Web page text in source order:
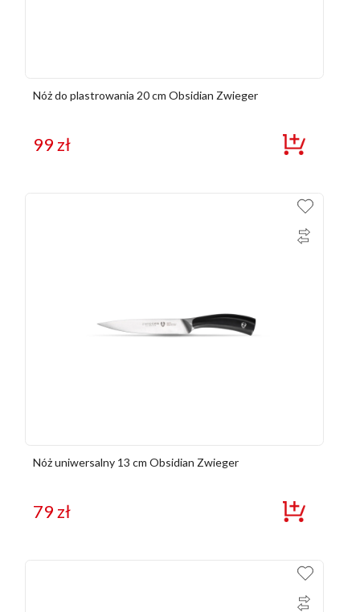
Nóż do plastrowania 20 cm Obsidian Zwieger
99zł
Nóż uniwersalny 13 cm Obsidian Zwieger
79zł